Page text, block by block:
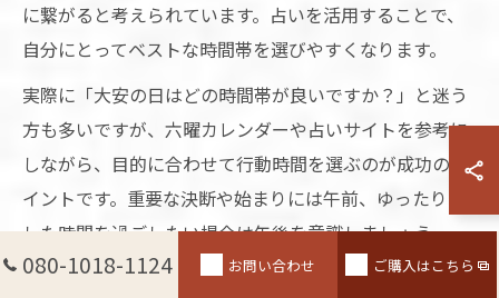
に繋がると考えられています。占いを活用することで、
自分にとってベストな時間帯を選びやすくなります。
実際に「大安の日はどの時間帯が良いですか？」と迷う
方も多いですが、六曜カレンダーや占いサイトを参考に
しながら、目的に合わせて行動時間を選ぶのが成功のポ
イントです。重要な決断や始まりには午前、ゆったりと
した時間を過ごしたい場合は午後を意識しましょう。
080-1018-1124 お問い合わせ ご購入はこちら